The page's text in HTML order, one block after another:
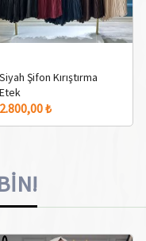
Siyah Şifon Kırıştırma
Etek
2.800,00 ₺